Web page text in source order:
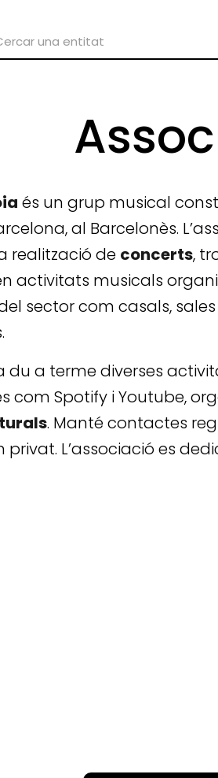
és un grup musical
al Barcelonès.
realització de concerts,
activitats musicals
sector com casals,
du a terme diverses
com Spotify i Youtube,
. Manté contactes
L’associació es